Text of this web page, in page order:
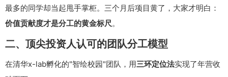
最多的同学却当起甩手掌柜。三个月后项目黄了，大家才明白：
价值贡献度才是分工的黄金标尺。
二、顶尖投资人认可的团队分工模型
在清华x-lab孵化的"智绘校园"团队，用三环定位法实现了年营收